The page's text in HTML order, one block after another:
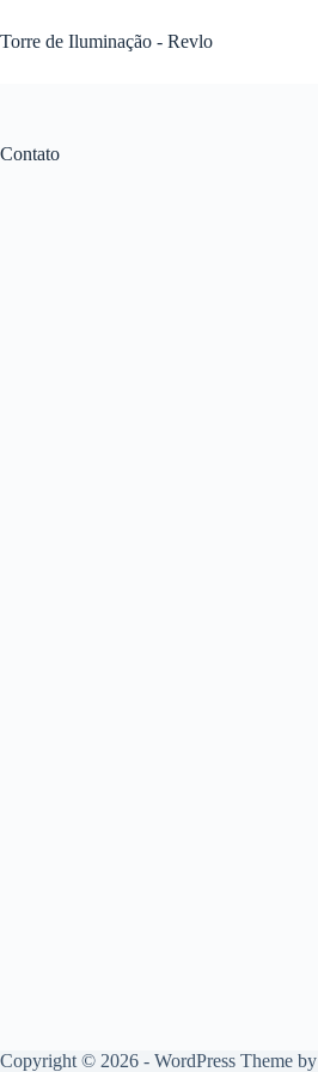
para
o
Torre de Iluminação - Revlo
Contato
Copyright © 2026 - WordPress Theme by